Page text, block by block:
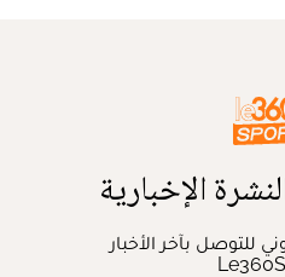
الإخبارية
للتوصل بآخر الأخبار